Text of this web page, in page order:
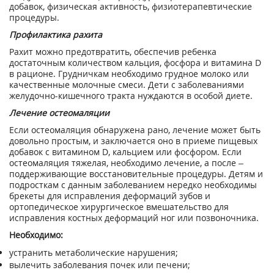
добавок, физическая активность, физиотерапевтические
процедуры.
Профилактика рахита
Рахит можно предотвратить, обеспечив ребенка
достаточным количеством кальция, фосфора и витамина D
в рационе. Грудничкам необходимо грудное молоко или
качественные молочные смеси. Дети с заболеваниями
желудочно-кишечного тракта нуждаются в особой диете.
Лечение остеомаляции
Если остеомаляция обнаружена рано, лечение может быть
довольно простым, и заключается оно в приеме пищевых
добавок с витамином D, кальцием или фосфором. Если
остеомаляция тяжелая, необходимо лечение, а после –
поддерживающие восстановительные процедуры. Детям и
подросткам с данным заболеванием нередко необходимы
брекеты для исправления деформаций зубов и
ортопедическое хирургическое вмешательство для
исправления костных деформаций ног или позвоночника.
Необходимо:
устранить метаболические нарушения;
вылечить заболевания почек или печени;